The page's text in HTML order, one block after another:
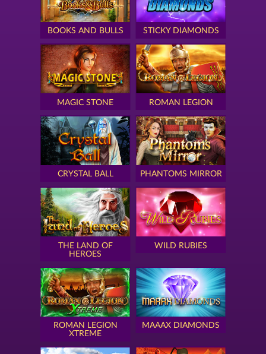
BOOKS AND BULLS STICKY DIAMONDS
MAGIC STONE ROMAN LEGION
CRYSTAL BALL PHANTOMS MIRROR
THE LAND OF
HEROES
WILD RUBIES
ROMAN LEGION
XTREME
MAAAX DIAMONDS